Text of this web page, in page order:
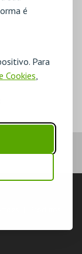
é
Para
Cookies,